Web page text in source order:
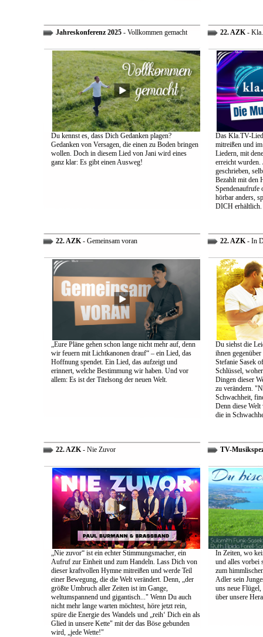
Jahreskonferenz 2025- Vollkommen gemacht
Du kennst es, dass Dich Gedanken plagen?
Gedanken von Versagen, die einen zu Boden bringen
wollen. Doch in diesem Lied von Jani wird eines
ganz klar: Es gibt einen Ausweg!
22. AZK-
Das Kla.TV-
mitreißen und
Liedern, mit
erreicht wurden.
geschrieben,
Bezahlt mit den
Spendenaufrufe
hörbar anders,
DICH erhältlich.
22. AZK- Gemeinsam voran
„Eure Pläne gehen schon lange nicht mehr auf, denn
wir feuern mit Lichtkanonen drauf“ – ein Lied, das
Hoffnung spendet. Ein Lied, das aufzeigt und
erinnert, welche Bestimmung wir haben. Und vor
allem: Es ist der Titelsong der neuen Welt.
22. AZK- In
Du siehst die
ihnen
Stefanie Sasek
Schlüssel,
Dingen dieser
zu verändern.
Schwachheit,
Denn diese Welt
die in
22. AZK- Nie Zuvor
„Nie zuvor“ ist ein echter Stimmungsmacher, ein
Aufruf zur Einheit und zum Handeln. Lass Dich von
dieser kraftvollen Hymne mitreißen und werde Teil
einer Bewegung, die die Welt verändert. Denn, „der
größte Umbruch aller Zeiten ist im Gange,
weltumspannend und gigantisch..." Wenn Du auch
nicht mehr lange warten möchtest, höre jetzt rein,
spüre die Energie des Wandels und „reih‘ Dich ein als
Glied in unsere Kette" mit der das Böse gebunden
wird, „jede Wette!"
TV-
In Zeiten, wo
und alles vorbei
zum
Adler sein
uns neue
über unsere